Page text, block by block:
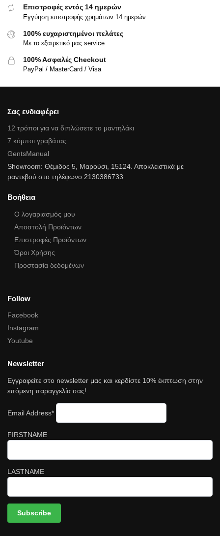
Επιστροφές εντός 14 ημερών
Εγγύηση επιστροφής χρημάτων 14 ημερών
100% ευχαριστημένοι πελάτες
Με το εξαιρετικό μας service
100% Ασφαλές Checkout
PayPal / MasterCard / Visa
Σας ενδιαφέρει
12 τρόποι για να διπλώσετε το μαντηλάκι
7 κόμποι γραβάτας
GentsManual
Showroom: Θέμιδος 5, Μαρούσι, 15124. Αποκλειστικά με
ραντεβού στο τηλέφωνο 2130386733
Βοήθεια
Ο λογαριασμός μου
Αποστολή Προϊόντων
Επιστροφές Προϊόντων
Όροι Χρήσης
Προστασία δεδομένων
Follow
Facebook
Instagram
Youtube
Newsletter
Εγγραφείτε στο newsletter μας και κερδίστε 10% έκπτωση στην
επόμενη παραγγελία σας!
Email Address*
FIRSTNAME
LASTNAME